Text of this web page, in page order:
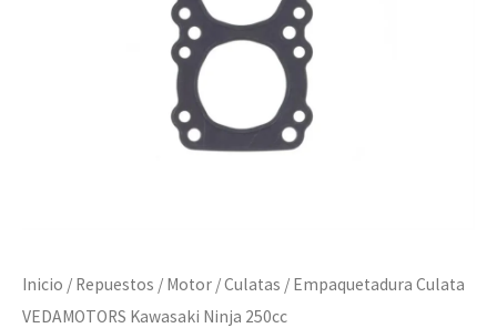
Inicio / Repuestos / Motor /Culatas / Empaquetadura Culata
VEDAMOTORS Kawasaki Ninja 250cc